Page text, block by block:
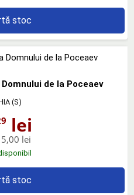
stoc
de la Poceaev
(S)
lei
lei
stoc